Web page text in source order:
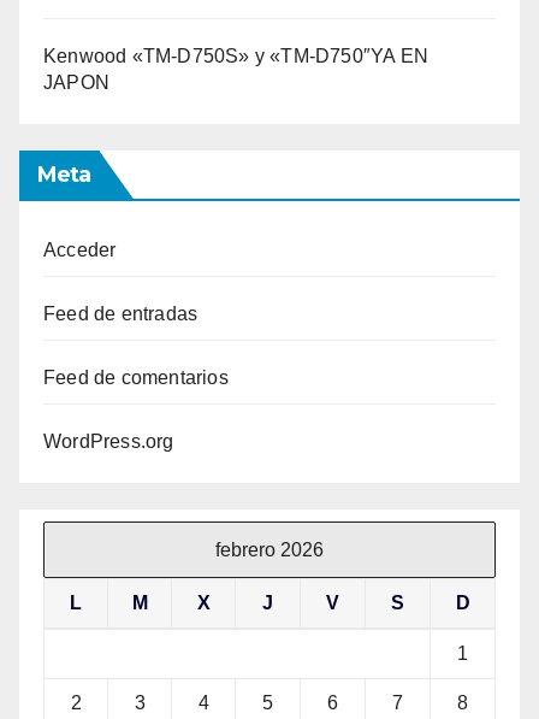
Kenwood «TM-D750S» y «TM-D750″YA EN
JAPON
Meta
Acceder
Feed de entradas
Feed de comentarios
WordPress.org
febrero 2026
L M X J V S D
1
2 3 4 5 6 7 8